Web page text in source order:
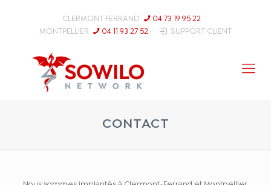
CLERMONT FERRAND
04 73 19 95 22
MONTPELLIER
04 11 93 27 52 SUPPORT CLIENT
CONTACT